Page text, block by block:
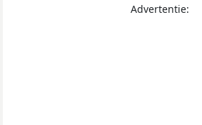
Advertentie: